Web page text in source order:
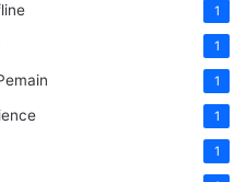
1
1
1
1
1